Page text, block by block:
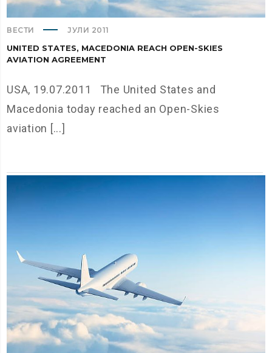
ВЕСТИ ЈУЛИ 2011
UNITED STATES, MACEDONIA REACH OPEN-SKIES
AVIATION AGREEMENT
USA, 19.07.2011 The United States and
Macedonia today reached an Open-Skies
aviation [...]